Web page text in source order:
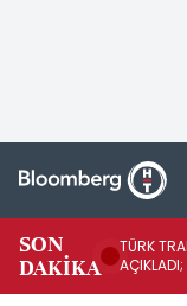
SON
DAKİKA
TÜRK
AÇIKLADI;